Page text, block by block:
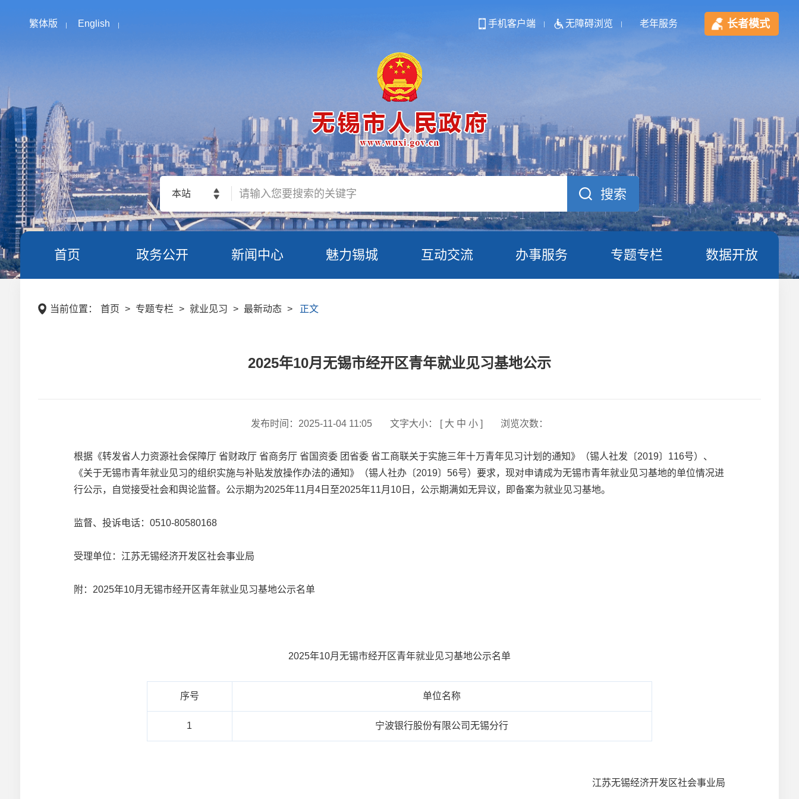
繁体版 English 手机客户端 无障碍浏览 老年服务 长者模式
本站
首页 政务公开 新闻中心 魅力锡城 互动交流 办事服务 专题专栏 数据开放
当前位置： 首页 > 专题专栏 > 就业见习 > 最新动态 > 正文
2025年10月无锡市经开区青年就业见习基地公示
发布时间： 2025-11-04 11:05 文字大小： [ 大 中 小] 浏览次数：
根据《转发省人力资源社会保障厅 省财政厅 省商务厅 省国资委 团省委 省工商联关于实施三年十万青年见习计划的通知》（锡人社发〔2019〕116号）、
《关于无锡市青年就业见习的组织实施与补贴发放操作办法的通知》（锡人社办〔2019〕56号）要求，现对申请成为无锡市青年就业见习基地的单位情况进
行公示，自觉接受社会和舆论监督。公示期为2025年11月4日至2025年11月10日，公示期满如无异议，即备案为就业见习基地。
监督、投诉电话：0510-80580168
受理单位：江苏无锡经济开发区社会事业局
附：2025年10月无锡市经开区青年就业见习基地公示名单
2025年10月无锡市经开区青年就业见习基地公示名单
序号 单位名称
1 宁波银行股份有限公司无锡分行
江苏无锡经济开发区社会事业局